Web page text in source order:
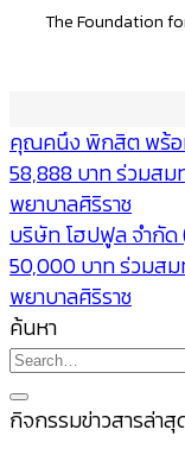
The Foundation
คุณคนึง พิกสิต พร้อ
58,888 บาท ร่วมสม
พยาบาลศิริราช
บริษัท โฮปฟูล จำกัด
50,000 บาท ร่วมสม
พยาบาลศิริราช
ค้นหา
กิจกรรมข่าวสารล่าสุ